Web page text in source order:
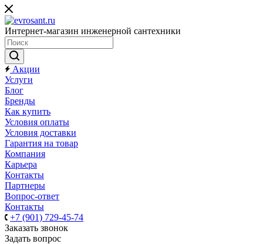
Интернет-магазин инженерной сантехники
Акции
Услуги
Блог
Бренды
Как купить
Условия оплаты
Условия доставки
Гарантия на товар
Компания
Карьера
Контакты
Партнеры
Вопрос-ответ
Контакты
+7 (901) 729-45-74
Заказать звонок
Задать вопрос